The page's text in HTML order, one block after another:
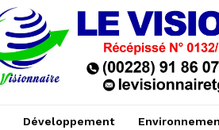
Développement